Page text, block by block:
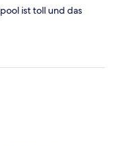
ist toll und das